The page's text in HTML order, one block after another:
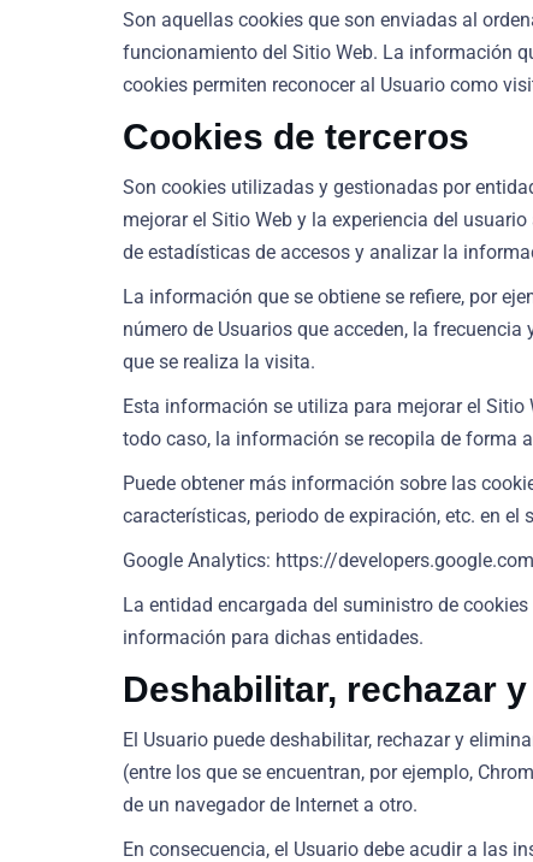
Son aquellas cookies que son enviadas al
funcionamiento del Sitio Web. La información
cookies permiten reconocer al Usuario como
Cookies de terceros
Son cookies utilizadas y gestionadas por
mejorar el Sitio Web y la experiencia del
de estadísticas de accesos y analizar la
La información que se obtiene se refiere, por
número de Usuarios que acceden, la
que se realiza la visita.
Esta información se utiliza para mejorar el
todo caso, la información se recopila de forma
Puede obtener más información sobre las
características, periodo de expiración, etc. en el
Google Analytics: https://
La entidad encargada del suministro de
información para dichas entidades.
Deshabilitar, rechazar
El Usuario puede deshabilitar, rechazar y
(entre los que se encuentran, por ejemplo,
de un navegador de Internet a otro.
En consecuencia, el Usuario debe acudir a las